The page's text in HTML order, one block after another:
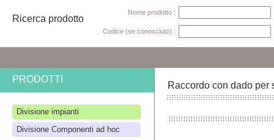
Ricerca prodotto
Nome prodotto :
Codice (se conosciuto) :
PRODOTTI
Divisione impianti
Divisione Componenti ad hoc
Raccordo con dado per